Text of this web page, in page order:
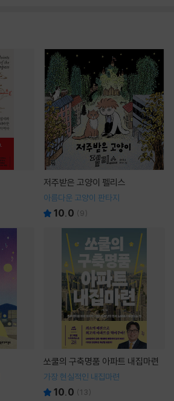
저주받은 고양이 펠리스
아름다운 고양이 판타지
10.0 (9)
쏘쿨의 구축명품 아파트 내집마련
가장 현실적인 내집마련
10.0 (13)